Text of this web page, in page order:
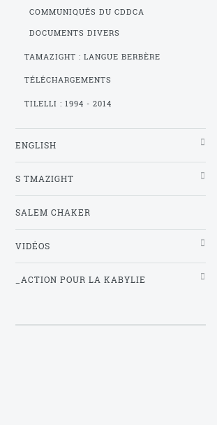
COMMUNIQUÉS DU CDDCA
DOCUMENTS DIVERS
TAMAZIGHT : LANGUE BERBÈRE
TÉLÉCHARGEMENTS
TILELLI : 1994 - 2014
ENGLISH
S TMAZIGHT
SALEM CHAKER
VIDÉOS
_ACTION POUR LA KABYLIE